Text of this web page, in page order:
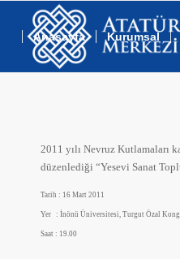
Anasayfa Kurumsal
2011 yılı Nevruz Kutlamaları
düzenlediği “Yesevi Sanat
Tarih : 16 Mart 2011
Yer : İnönü Üniversitesi, Turgut Özal
Saat : 19.00